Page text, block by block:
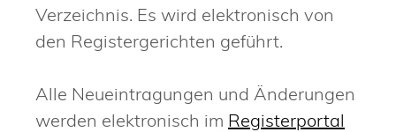
Verzeichnis. Es wird elektronisch von
den Registergerichten geführt.
Alle Neueintragungen und Änderungen
werden elektronisch im Registerportal